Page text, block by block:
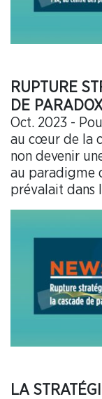
RUPTURE
DE
Oct. 2023 -
au cœur de la
non devenir
au paradigme
prévalait dans
LA